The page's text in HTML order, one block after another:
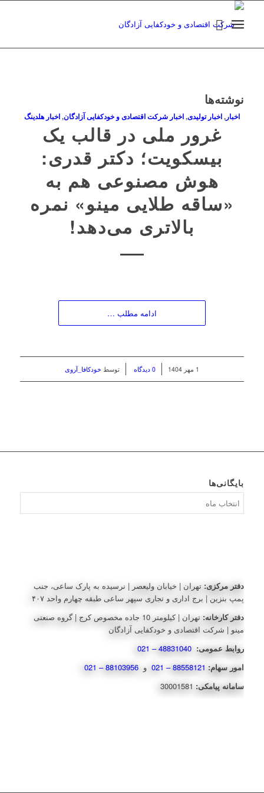
نوشته‌ها
اخبار,اخبار تولیدی,اخبار شرکت اقتصادی و خودکفایی آزادگان,اخبار هلدینگ
غرور ملی در قالب یک
بیسکویت؛ دکتر قدری:
هوش مصنوعی هم به
«ساقه طلایی مینو» نمره
بالاتری می‌دهد!
ادامه مطلب …
1 مهر 1404 0 دیدگاه توسط خودکافا_آر‌وی
بایگانی‌ها
دفتر مرکزی: تهران | خیابان ولیعصر | نرسیده به پارک ساعی، جنب
پمپ بنزین | برج اداری و تجاری سپهر ساعی طبقه چهارم واحد ۴۰۷
دفتر کارخانه:
تهران | کیلومتر 10 جاده مخصوص کرج | گروه صنعتی
مینو | شرکت اقتصادی و خودکفایی آزادگان
روابط عمومی:
امور سهام: 88558121 – 021 و
سامانه پیامکی: